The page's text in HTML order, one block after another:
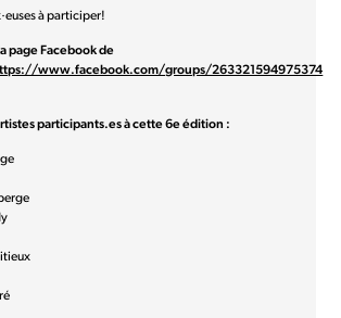
à participer!
page Facebook de
www.facebook.com/groups/263321594975374
participants.es à cette 6e édition :